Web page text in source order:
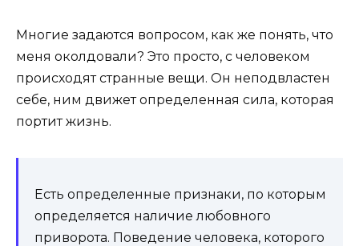
Многие задаются вопросом, как же понять, что
меня околдовали? Это просто, с человеком
происходят странные вещи. Он неподвластен
себе, ним движет определенная сила, которая
портит жизнь.
Есть определенные признаки, по которым
определяется наличие любовного
приворота. Поведение человека, которого